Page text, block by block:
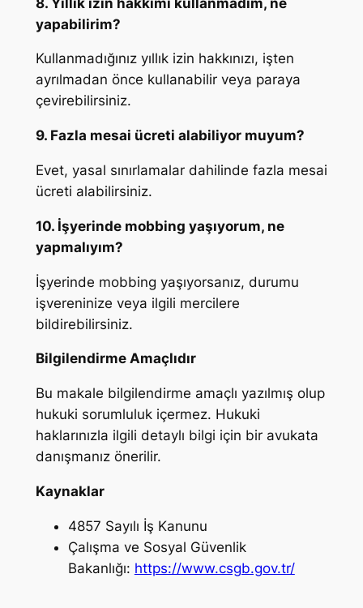
yapabilirim?
Kullanmadığınız yıllık izin hakkınızı, işten
ayrılmadan önce kullanabilir veya paraya
çevirebilirsiniz.
9. Fazla mesai ücreti alabiliyor muyum?
Evet, yasal sınırlamalar dahilinde fazla mesai
ücreti alabilirsiniz.
10. İşyerinde mobbing yaşıyorum, ne
yapmalıyım?
İşyerinde mobbing yaşıyorsanız, durumu
işvereninize veya ilgili mercilere
bildirebilirsiniz.
Bilgilendirme Amaçlıdır
Bu makale bilgilendirme amaçlı yazılmış olup
hukuki sorumluluk içermez. Hukuki
haklarınızla ilgili detaylı bilgi için bir avukata
danışmanız önerilir.
Kaynaklar
4857 Sayılı İş Kanunu
Çalışma ve Sosyal Güvenlik
Bakanlığı: https://www.csgb.gov.tr/